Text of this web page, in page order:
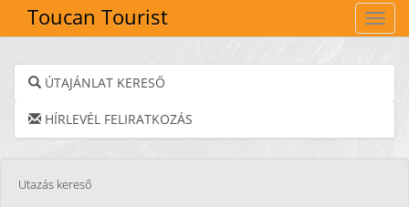
Toucan Tourist
ÚTAJÁNLAT KERESŐ
HÍRLEVÉL FELIRATKOZÁS
Utazás kereső